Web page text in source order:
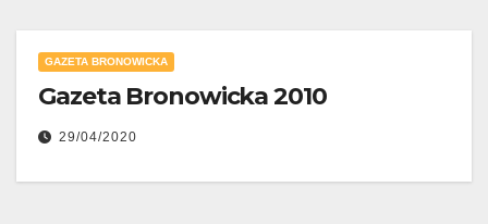
GAZETA BRONOWICKA
Gazeta Bronowicka 2010
29/04/2020